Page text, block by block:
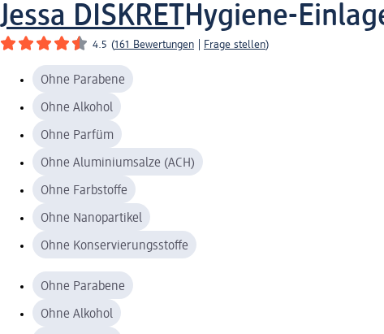
Jessa DISKRETHygiene-
4.5 (161 Bewertungen Frage stellen)
Ohne Parabene
Ohne Alkohol
Ohne Parfüm
Ohne Aluminiumsalze (ACH)
Ohne Farbstoffe
Ohne Nanopartikel
Ohne Konservierungsstoffe
Ohne Parabene
Ohne Alkohol